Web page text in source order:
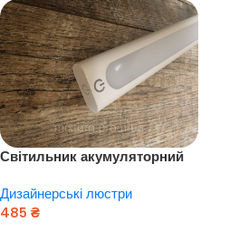
Світильник акумуляторний
Дизайнерські люстри
485 ₴